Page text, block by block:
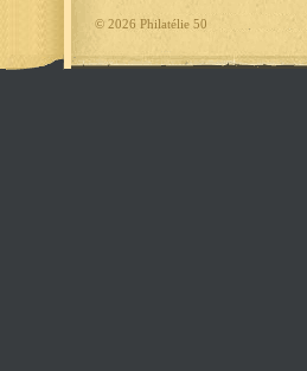
© 2026 Philatélie 50